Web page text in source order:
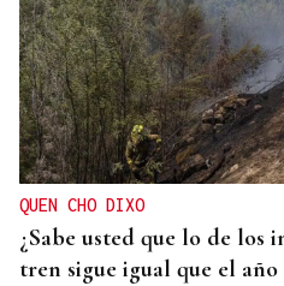
QUEN CHO DIXO
¿Sabe usted que lo de los
tren sigue igual que el año